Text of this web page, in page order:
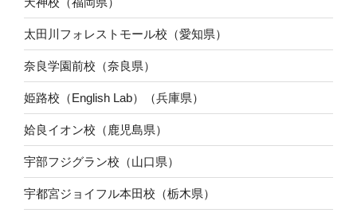
太田川フォレストモール校（愛知県）
奈良学園前校（奈良県）
姫路校（English Lab）（兵庫県）
姶良イオン校（鹿児島県）
宇部フジグラン校（山口県）
宇都宮ジョイフル本田校（栃木県）